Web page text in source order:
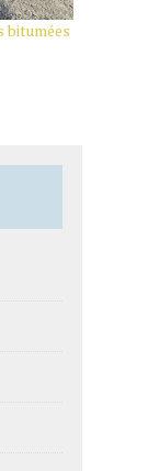
bitumées